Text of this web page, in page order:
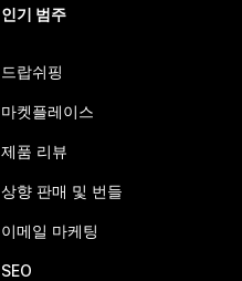
인기 범주
드랍쉬핑
마켓플레이스
제품 리뷰
상향 판매 및 번들
이메일 마케팅
SEO